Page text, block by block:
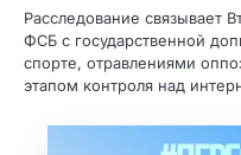
Расследование связывает
ФСБ с государственной
спорте, отравлениями
этапом контроля над